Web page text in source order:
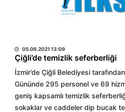
05.06.2021 13:09
Çiğli’de temizlik seferberliği
İzmir’de Çiğli Belediyesi
Gününde 295 personel ve 69
geniş kapsamlı temizlik
sokaklar ve caddeler dip bucak